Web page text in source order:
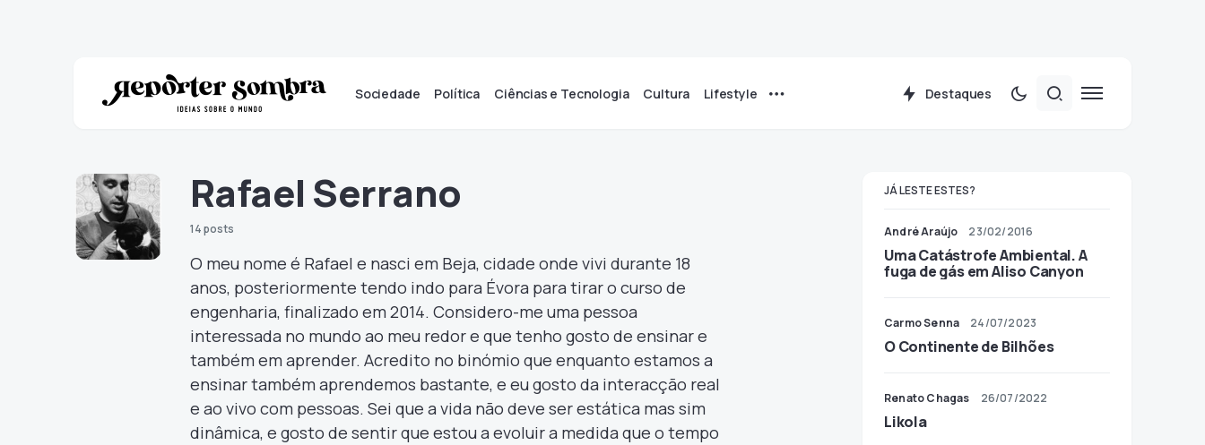
Sociedade Política Ciências e Tecnologia Cultura Lifestyle Destaques
Rafael Serrano
14 posts
O meu nome é Rafael e nasci em Beja, cidade onde vivi durante 18
anos, posteriormente tendo indo para Évora para tirar o curso de
engenharia, finalizado em 2014. Considero-me uma pessoa
interessada no mundo ao meu redor e que tenho gosto de ensinar e
também em aprender. Acredito no binómio que enquanto estamos a
ensinar também aprendemos bastante, e eu gosto da interacção real
e ao vivo com pessoas. Sei que a vida não deve ser estática mas sim
dinâmica, e gosto de sentir que estou a evoluir a medida que o tempo
JÁ LESTE ESTES?
André Araújo 23/02/2016
Uma Catástrofe Ambiental. A
fuga de gás em Aliso Canyon
Carmo Senna 24/07/2023
O Continente de Bilhões
Renato Chagas 26/07/2022
Likola